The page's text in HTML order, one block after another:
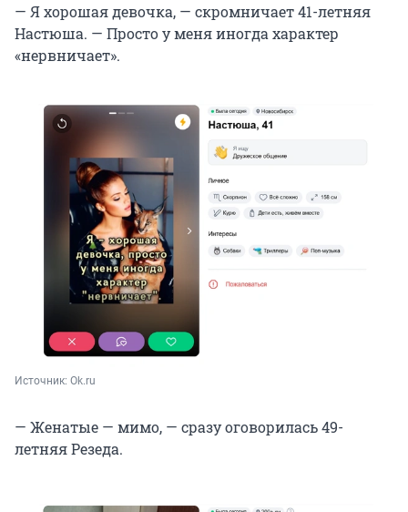
— Я хорошая девочка, — скромничает 41-летняя
Настюша. — Просто у меня иногда характер
«нервничает».
Источник: Ok.ru
— Женатые — мимо, — сразу оговорилась 49-
летняя Резеда.